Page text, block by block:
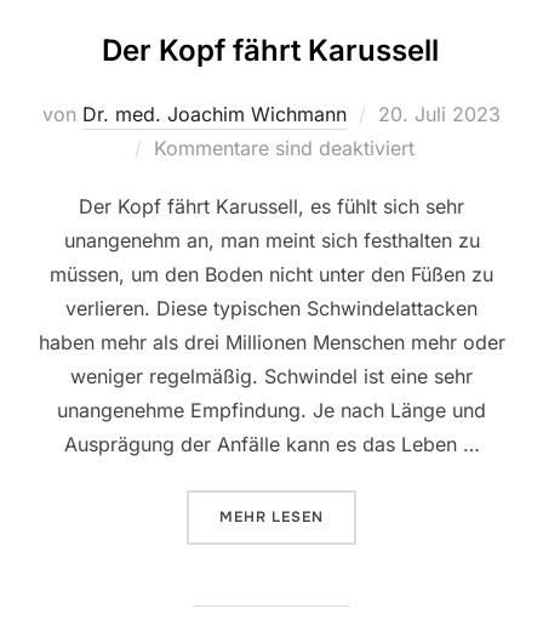
Der Kopf fährt Karussell
von Dr. med. Joachim Wichmann
Veröffentlicht
am
20. Juli 2023
Kommentare sind deaktiviert
Der Kopf fährt Karussell, es fühlt sich sehr
unangenehm an, man meint sich festhalten zu
müssen, um den Boden nicht unter den Füßen zu
verlieren. Diese typischen Schwindelattacken
haben mehr als drei Millionen Menschen mehr oder
weniger regelmäßig. Schwindel ist eine sehr
unangenehme Empfindung. Je nach Länge und
Ausprägung der Anfälle kann es das Leben …
MEHR ÜBER „DER KOPF FÄHRT
LESEN